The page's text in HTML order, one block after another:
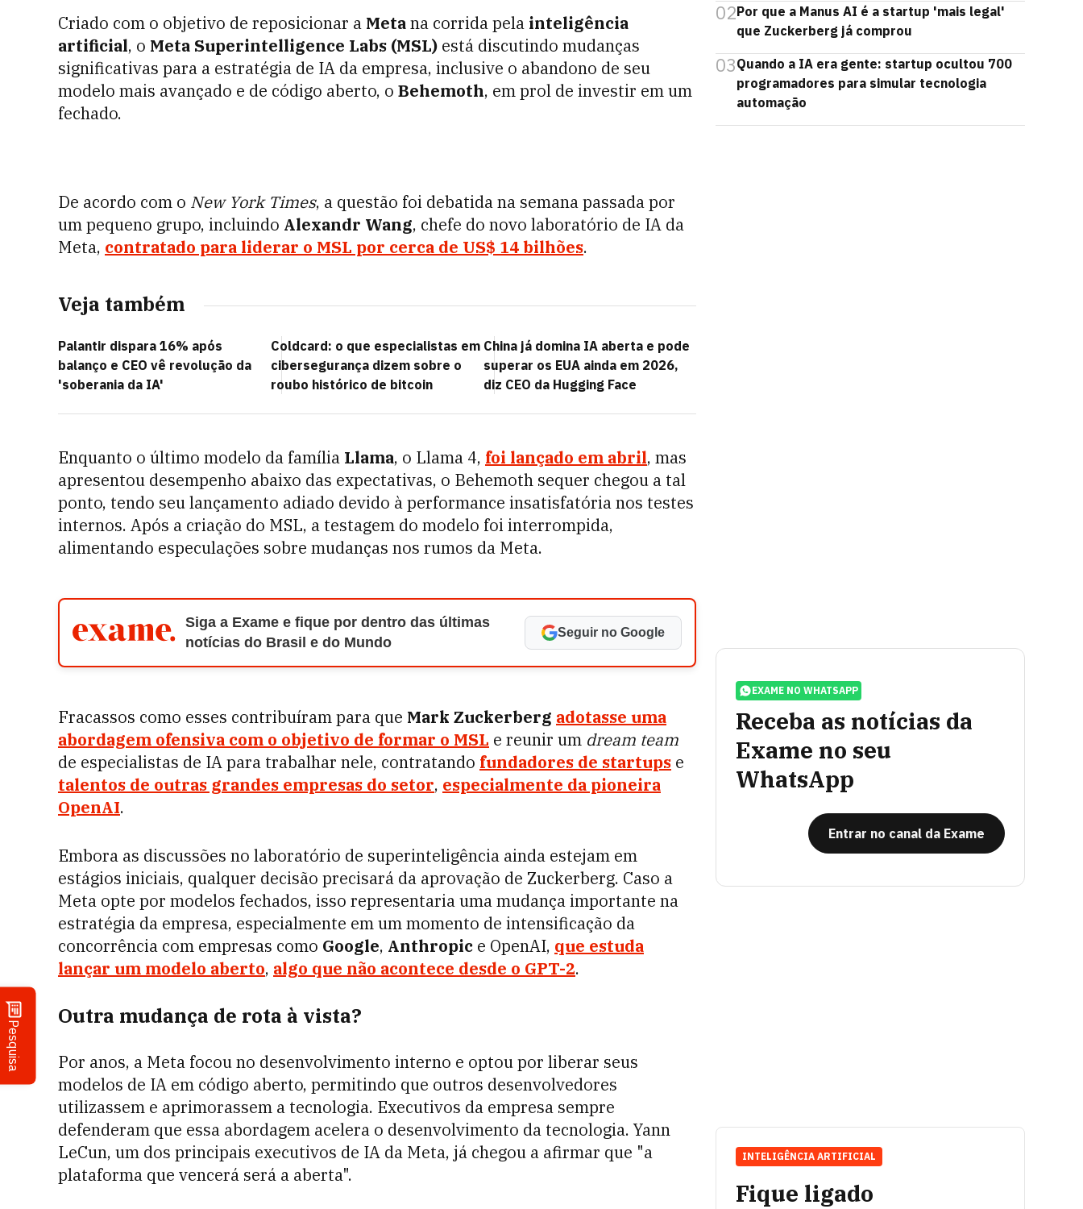
Pesquisa
Criado com o objetivo de reposicionar a Metana corrida pela inteligência
artificial, o Meta Superintelligence Labs (MSL) está discutindo mudanças
significativas para a estratégia de IA da empresa, inclusive o abandono de seu
modelo mais avançado e de código aberto, o Behemoth, em prol de investir em um
fechado.
De acordo com o New York Times, a questão foi debatida na semana passada por
um pequeno grupo, incluindo Alexandr Wang, chefe do novo laboratório de IA da
Meta, contratado para liderar o MSL por cerca de US$ 14 bilhões.
Veja também
Palantir dispara 16% após
balanço e CEO vê revolução da
'soberania da IA'
Coldcard: o que especialistas em
cibersegurança dizem sobre o
roubo histórico de bitcoin
China já domina IA aberta e pode
superar os EUA ainda em 2026,
diz CEO da Hugging Face
Enquanto o último modelo da família Llama, o Llama 4, foi lançado em abril, mas
apresentou desempenho abaixo das expectativas, o Behemoth sequer chegou a tal
ponto, tendo seu lançamento adiado devido à performance insatisfatória nos testes
internos. Após a criação do MSL, a testagem do modelo foi interrompida,
alimentando especulações sobre mudanças nos rumos da Meta.
Siga a Exame e fique por dentro das últimas
notícias do Brasil e do Mundo
Seguir no Google
Fracassos como esses contribuíram para que Mark Zuckerberg adotasse uma
abordagem ofensiva com o objetivo de formar o MSL e reunir um dream team
de especialistas de IA para trabalhar nele, contratando fundadores de startups e
talentos de outras grandes empresas do setor, especialmente da pioneira
OpenAI.
Embora as discussões no laboratório de superinteligência ainda estejam em
estágios iniciais, qualquer decisão precisará da aprovação de Zuckerberg. Caso a
Meta opte por modelos fechados, isso representaria uma mudança importante na
estratégia da empresa, especialmente em um momento de intensificação da
concorrência com empresas como Google, Anthropic e OpenAI, que estuda
lançar um modelo aberto, algo que não acontece desde o GPT-2.
Outra mudança de rota à vista?
Por anos, a Meta focou no desenvolvimento interno e optou por liberar seus
modelos de IA em código aberto, permitindo que outros desenvolvedores
utilizassem e aprimorassem a tecnologia. Executivos da empresa sempre
defenderam que essa abordagem acelera o desenvolvimento da tecnologia. Yann
LeCun, um dos principais executivos de IA da Meta, já chegou a afirmar que "a
plataforma que vencerá será a aberta".
02Por que a Manus AI é a startup 'mais legal'
que Zuckerberg já comprou
03Quando a IA era gente: startup ocultou 700
programadores para simular tecnologia
automação
EXAME NO WHATSAPP
Receba as notícias da
Exame no seu
WhatsApp
Entrar no canal da Exame
Fique ligado
INTELIGÊNCIA ARTIFICIAL